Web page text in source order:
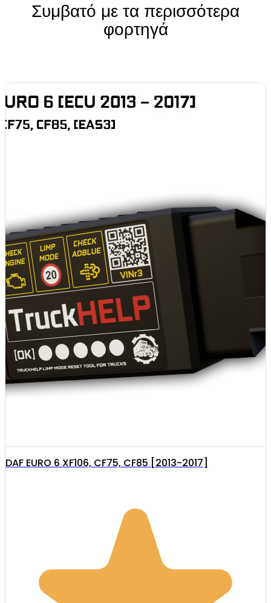
Συμβατό με τα περισσότερα
φορτηγά
DAF EURO 6 XF106, CF75, CF85 [2013-2017]